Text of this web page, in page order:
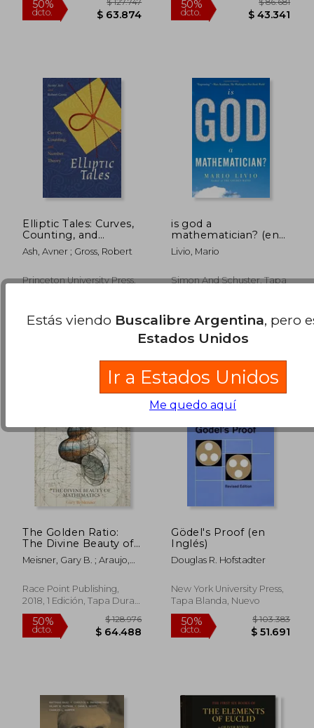
50%
Elliptic Tales: Curves,
Counting, and
Number Theory (en
Inglés)
Ash, Avner ; Gross, Robert
Princeton University Press,
is god a
mathematician? (en
Inglés)
Livio, Mario
Simon And Schuster, Tapa
The Golden Ratio:
The Divine Beauty of
Mathematics (en
Inglés)
Meisner, Gary B. ; Araujo,
Race Point Publishing,
2018, 1 Edición, Tapa Dura,
Nuevo
Gödel's Proof (en
Inglés)
Douglas R. Hofstadter
New York University Press,
Tapa Blanda, Nuevo
Estás viendo Buscalibre Argentina, pero
Estados Unidos
Ir a Estados Unidos
Me quedo aquí